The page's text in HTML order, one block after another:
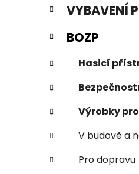
í
p
n
l
VYBAVENÍ
BOZP
Hasicí
Výrobky
V budově a
Pro dopravu